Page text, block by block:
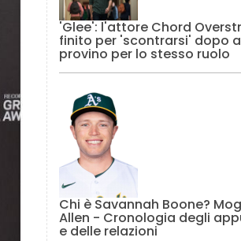
'Glee': l'attore Chord
finito per 'scontrarsi' dopo
provino per lo stesso ruolo
Chi è Savannah Boone?
Allen - Cronologia degli
e delle relazioni